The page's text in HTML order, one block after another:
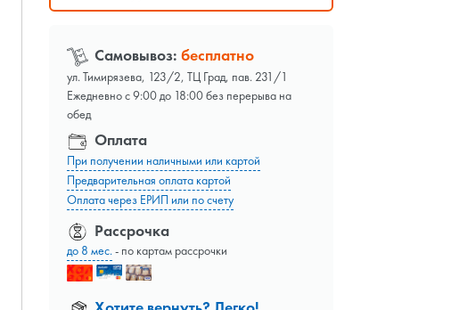
Самовывоз: бесплатно
ул. Тимирязева, 123/2, ТЦ Град, пав. 231/1
Ежедневно с 9:00 до 18:00 без перерыва на
обед
Оплата
При получении наличными или картой
Предварительная оплата картой
Оплата через ЕРИП или по счету
Рассрочка
до 8 мес.- по картам рассрочки